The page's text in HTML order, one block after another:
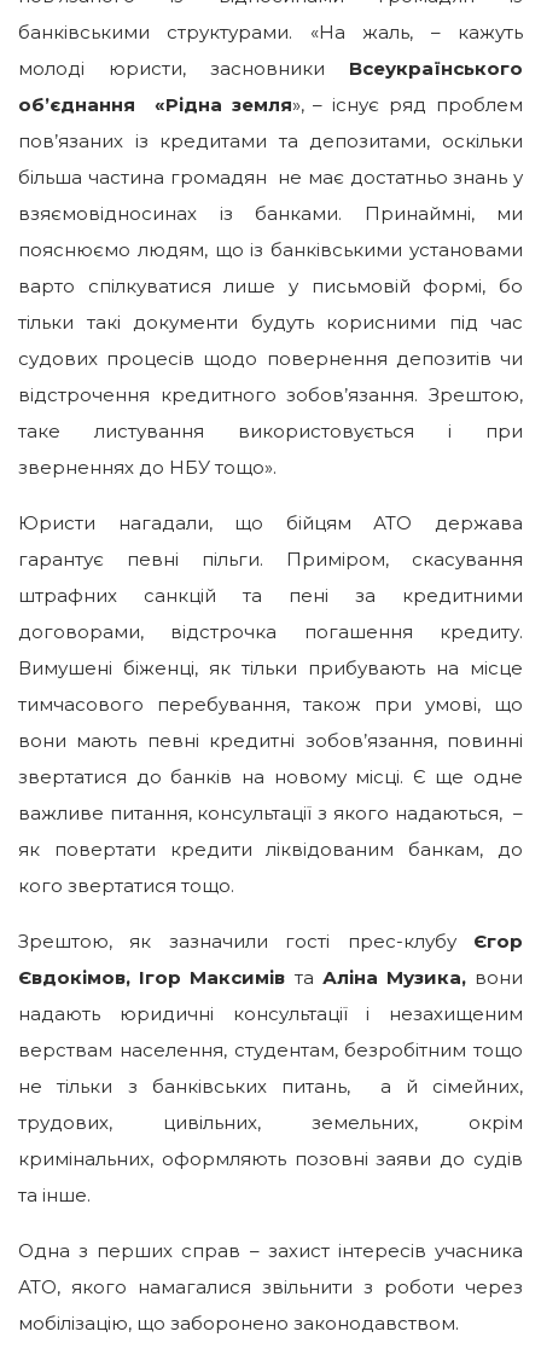
банківськими структурами. «На жаль, – кажуть
молоді юристи, засновники Всеукраїнського
об’єднання «Рідна земля», – існує ряд проблем
пов’язаних із кредитами та депозитами, оскільки
більша частина громадян не має достатньо знань у
взяємовідносинах із банками. Принаймні, ми
пояснюємо людям, що із банківськими установами
варто спілкуватися лише у письмовій формі, бо
тільки такі документи будуть корисними під час
судових процесів щодо повернення депозитів чи
відстрочення кредитного зобов’язання. Зрештою,
таке листування використовується і при
зверненнях до НБУ тощо».
Юристи нагадали, що бійцям АТО держава
гарантує певні пільги. Приміром, скасування
штрафних санкцій та пені за кредитними
договорами, відстрочка погашення кредиту.
Вимушені біженці, як тільки прибувають на місце
тимчасового перебування, також при умові, що
вони мають певні кредитні зобов’язання, повинні
звертатися до банків на новому місці. Є ще одне
важливе питання, консультації з якого надаються, –
як повертати кредити ліквідованим банкам, до
кого звертатися тощо.
Зрештою, як зазначили гості прес-клубу Єгор
Євдокімов, Ігор Максимів та Аліна Музика, вони
надають юридичні консультації і незахищеним
верствам населення, студентам, безробітним тощо
не тільки з банківських питань, а й сімейних,
трудових, цивільних, земельних, окрім
кримінальних, оформляють позовні заяви до судів
та інше.
Одна з перших справ – захист інтересів учасника
АТО, якого намагалися звільнити з роботи через
мобілізацію, що заборонено законодавством.